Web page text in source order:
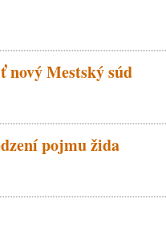
nový Mestský súd
pojmu žida